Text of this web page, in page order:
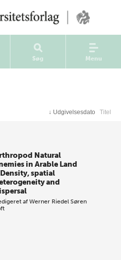
Søg Menu
↓ Udgivelsesdato Titel
Natural
in Arable Land
spatial
and
afWerner Riedel Søren